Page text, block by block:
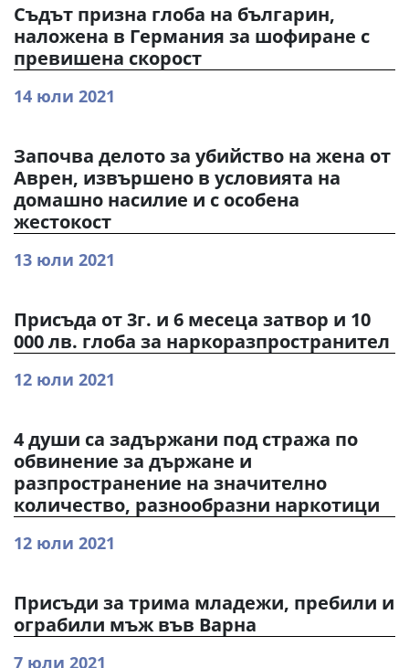
Съдът призна глоба на българин,
наложена в Германия за шофиране с
превишена скорост
14 юли 2021
Започва делото за убийство на жена от
Аврен, извършено в условията на
домашно насилие и с особена
жестокост
13 юли 2021
Присъда от 3г. и 6 месеца затвор и 10
000 лв. глоба за наркоразпространител
12 юли 2021
4 души са задържани под стража по
обвинение за държане и
разпространение на значително
количество, разнообразни наркотици
12 юли 2021
Присъди за трима младежи, пребили и
ограбили мъж във Варна
7 юли 2021